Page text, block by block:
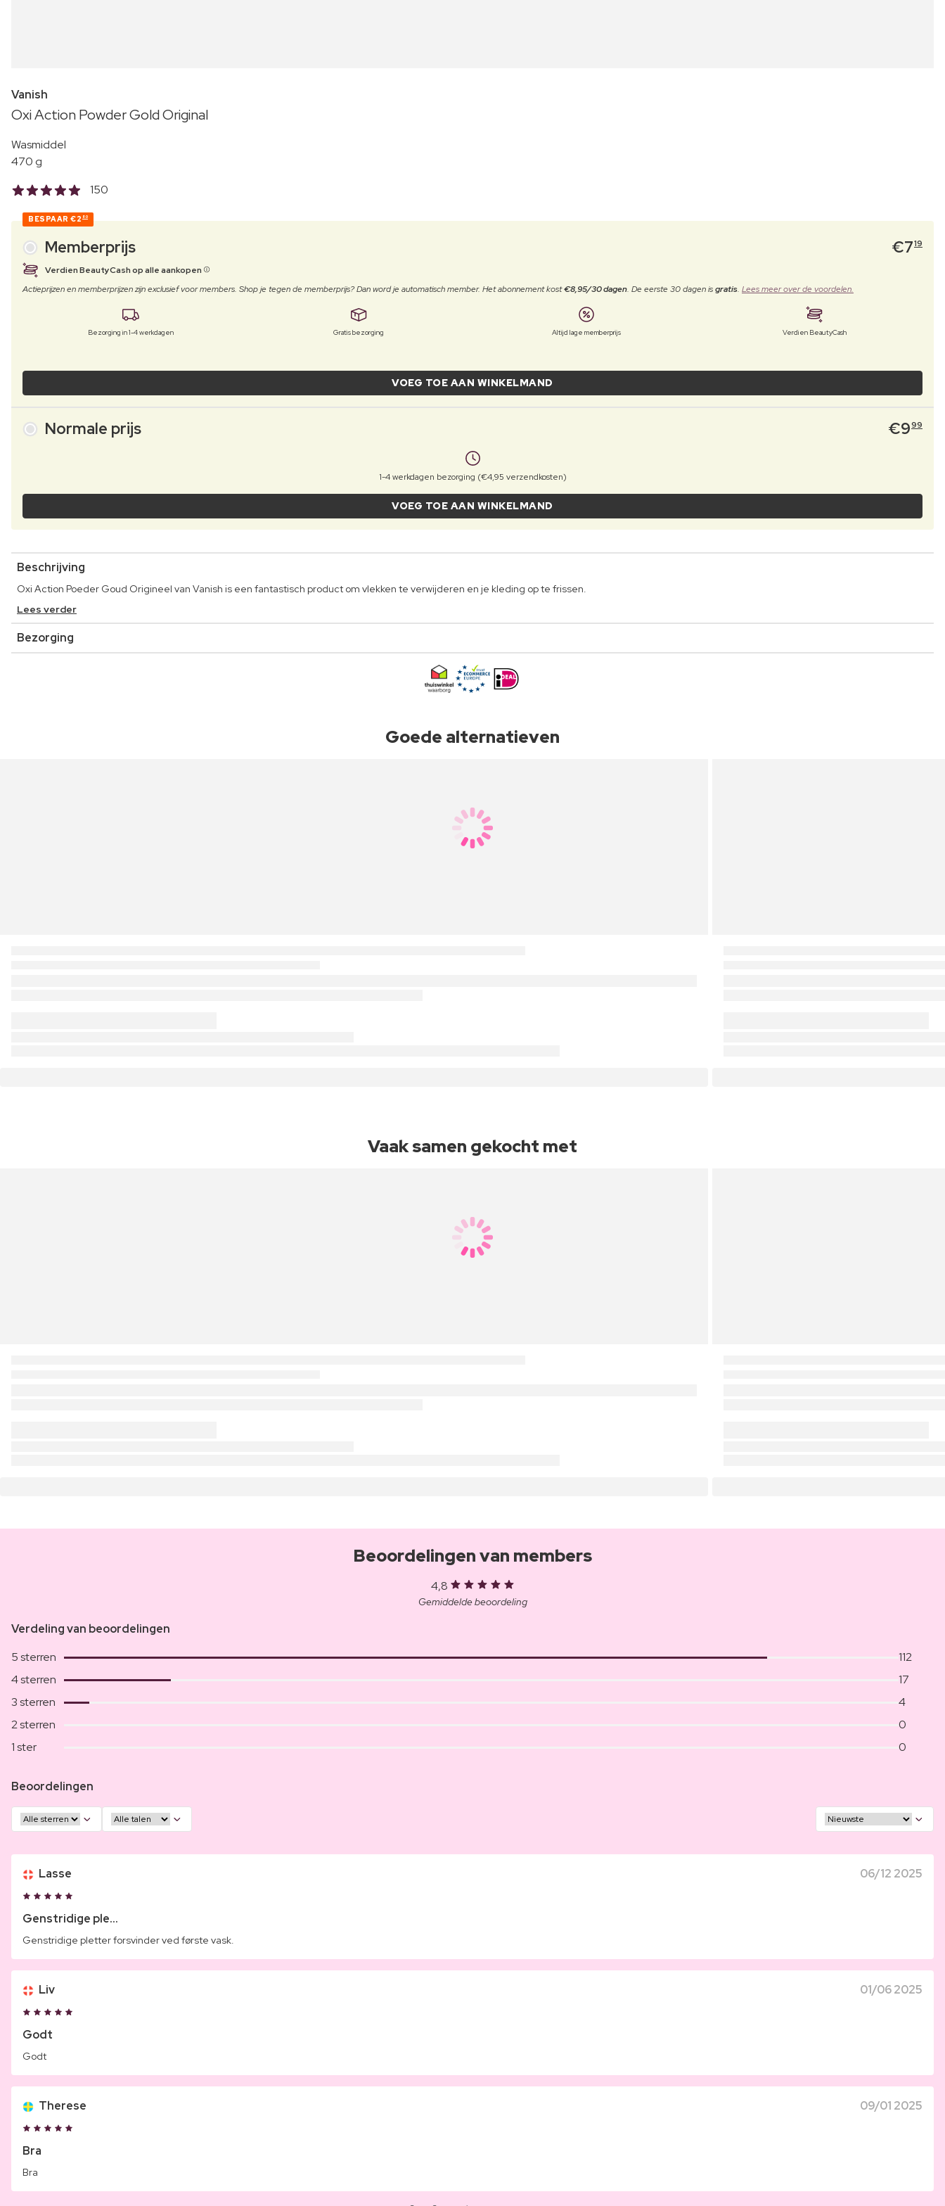
Vanish
Oxi Action Powder Gold Original
Wasmiddel
470 g
150
BESPAAR €2 80
Memberprijs €719
Verdien BeautyCash op alle aankopen
Actieprijzen en memberprijzen zijn exclusief voor members. Shop je tegen de memberprijs? Dan word je automatisch member. Het abonnement kost€8,95/30 dagen. De eerste 30 dagen isgratis. Lees meer over de voordelen.
Bezorging in 1-4 werkdagen Gratis bezorging Altijd lage memberprijs Verdien BeautyCash
VOEG TOE AAN WINKELMAND
Normale prijs €999
1-4 werkdagen bezorging (€4,95 verzendkosten)
VOEG TOE AAN WINKELMAND
Beschrijving
Oxi Action Poeder Goud Origineel van Vanish is een fantastisch product om vlekken te verwijderen en je kleding op te frissen.
Lees verder
Bezorging
Goede alternatieven
Vaak samen gekocht met
Beoordelingen van members
4,8
Gemiddelde beoordeling
Verdeling van beoordelingen
5 sterren
112
4 sterren
17
3 sterren
4
2 sterren
0
1 ster
0
Beoordelingen
Lasse 06/12 2025
Genstridige ple...
Genstridige pletter forsvinder ved første vask.
Liv 01/06 2025
Godt
Godt
Therese 09/01 2025
Bra
Bra